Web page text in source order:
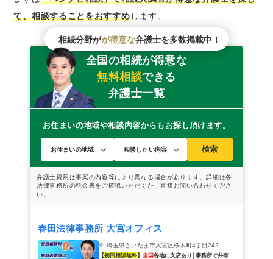
て、相談することをおすすめします。
相続分野がが得意な弁護士を多数掲載中！
全国の相続が得意な
無料相談できる
弁護士一覧
お住まいの地域や相談内容からもお探し頂けます。
検索
春田法律事務所 大宮オフィス
埼玉県さいたま市大宮区桜木町4丁目242鐘塚ビル2階
【初回相談無料】 全国各地に支店あり│事務所で共有